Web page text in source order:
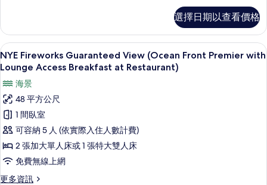
有
相
片
Guaranteed
view
(Ocean
Front
Deluxe
Room)
的
詳
情
選擇日期以查看價格
顯
示
NYE
Fireworks
Guaranteed
View
(Ocean
Front
Premier
with
客房內保險箱、書桌、免費無線上網、
12
NYE Fireworks Guaranteed View (Ocean Front Premier with
Lounge Access Breakfast at Restaurant)
海景
48 平方公尺
1 間臥室
可容納 5 人 (依實際入住人數計費)
2 張加大單人床或 1 張特大雙人床
免費無線上網
更多資訊
更